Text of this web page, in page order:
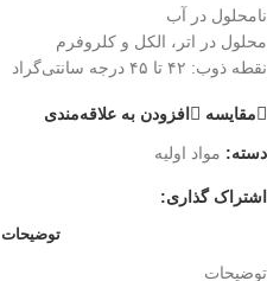
نامحلول در آب
محلول در اتر، الکل و کلروفرم
نقطه ذوب: ۴۲ تا ۴۵ درجه سانتی‌گراد
مقایسه افزودن به علاقه‌مندی
دسته: مواد اولیه
اشتراک گذاری:
توضیحات
توضیحات